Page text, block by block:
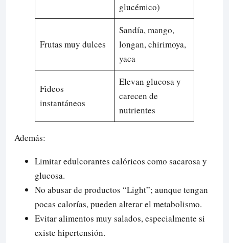
glucémico)
Frutas muy dulces
Sandía, mango,
longan, chirimoya,
yaca
Fideos
instantáneos
Elevan glucosa y
carecen de
nutrientes
Además:
Limitar edulcorantes calóricos como sacarosa y
glucosa.
No abusar de productos “Light”; aunque tengan
pocas calorías, pueden alterar el metabolismo.
Evitar alimentos muy salados, especialmente si
existe hipertensión.